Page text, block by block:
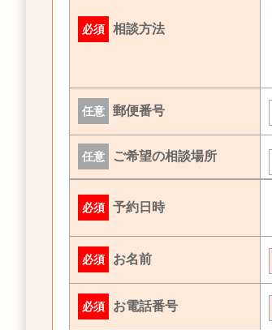
必須 相談方法
任意 郵便番号
任意 ご希望の相談場所
必須 予約日時
必須 お名前
必須 お電話番号